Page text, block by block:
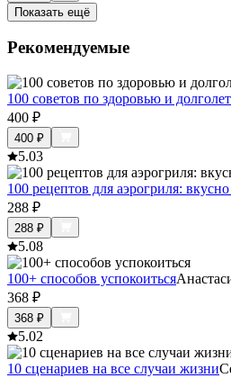
Показать ещё
Рекомендуемые
100 советов по здоровью и
400 ₽
400 ₽
5.03
100 рецептов для аэрогриля:
288 ₽
288 ₽
5.08
100+ способов успокоиться
368 ₽
368 ₽
5.02
10 сценариев на все случаи жизни